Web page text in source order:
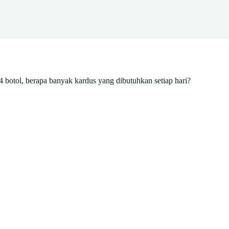
berapa banyak kardus yang dibutuhkan setiap hari?